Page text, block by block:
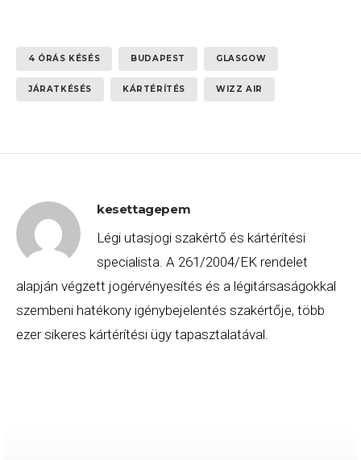
4 ÓRÁS KÉSÉS BUDAPEST GLASGOW
JÁRATKÉSÉS KÁRTÉRÍTÉS WIZZ AIR
kesettagepem
Légi utasjogi szakértő és kártérítési
specialista. A 261/2004/EK rendelet
alapján végzett jogérvényesítés és a légitársaságokkal
szembeni hatékony igénybejelentés szakértője, több
ezer sikeres kártérítési ügy tapasztalatával.